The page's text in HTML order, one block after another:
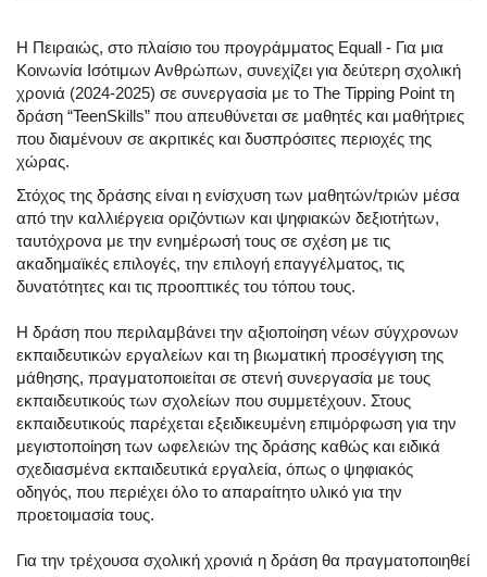
Η Πειραιώς, στο πλαίσιο του προγράμματος Equall - Για μια
Κοινωνία Ισότιμων Ανθρώπων, συνεχίζει για δεύτερη σχολική
χρονιά (2024-2025) σε συνεργασία με το The Tipping Point τη
δράση “TeenSkills” που απευθύνεται σε μαθητές και μαθήτριες
που διαμένουν σε ακριτικές και δυσπρόσιτες περιοχές της
χώρας.
Στόχος της δράσης είναι η ενίσχυση των μαθητών/τριών μέσα
από την καλλιέργεια οριζόντιων και ψηφιακών δεξιοτήτων,
ταυτόχρονα με την ενημέρωσή τους σε σχέση με τις
ακαδημαϊκές επιλογές, την επιλογή επαγγέλματος, τις
δυνατότητες και τις προοπτικές του τόπου τους.
Η δράση που περιλαμβάνει την αξιοποίηση νέων σύγχρονων
εκπαιδευτικών εργαλείων και τη βιωματική προσέγγιση της
μάθησης, πραγματοποιείται σε στενή συνεργασία με τους
εκπαιδευτικούς των σχολείων που συμμετέχουν. Στους
εκπαιδευτικούς παρέχεται εξειδικευμένη επιμόρφωση για την
μεγιστοποίηση των ωφελειών της δράσης καθώς και ειδικά
σχεδιασμένα εκπαιδευτικά εργαλεία, όπως ο ψηφιακός
οδηγός, που περιέχει όλο το απαραίτητο υλικό για την
προετοιμασία τους.
Για την τρέχουσα σχολική χρονιά η δράση θα πραγματοποιηθεί